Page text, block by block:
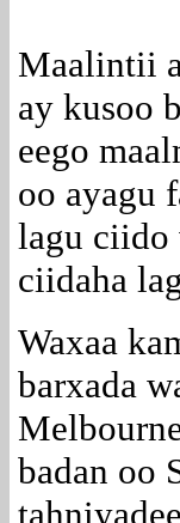
Maalintii
ay kusoo
eego
oo ayagu
lagu ciido
ciidaha
Waxaa
barxada
badan oo